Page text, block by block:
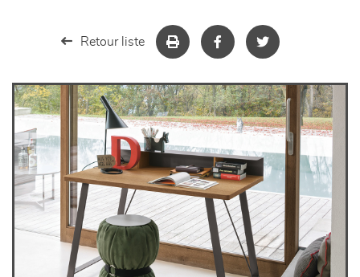
chambres et dressing
literie
décoration
Retour liste